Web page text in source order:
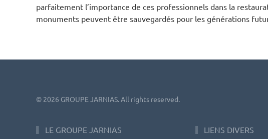
parfaitement l’importance de ces professionnels dans la
monuments peuvent être sauvegardés pour les générations
© 2026 GROUPE JARNIAS. All rights reserved.
LE GROUPE JARNIAS LIENS DIVERS